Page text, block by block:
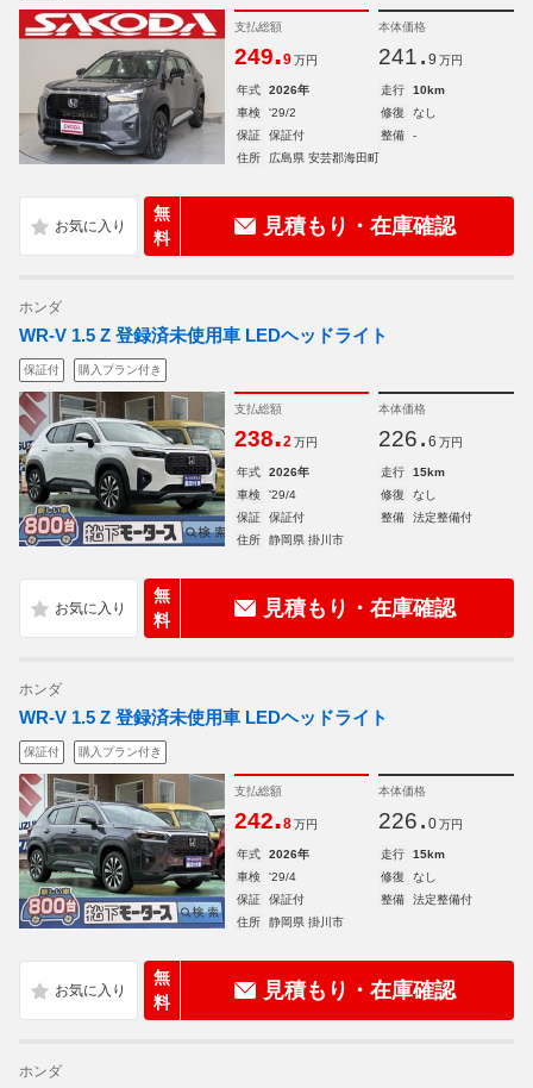
支払総額
249.9 万円
本体価格
241. 9 万円
年式 2026年 走行
10km
車検
'29/2 修復
なし
保証
保証付 整備
-
住所
広島県 安芸郡海田町
無
料
見積もり・在庫確認
ホンダ
WR-V 1.5 Z 登録済未使用車 LEDヘッドライト
保証付 購入プラン付き
支払総額
238.2 万円
本体価格
226. 6 万円
年式 2026年 走行
15km
車検
'29/4 修復
なし
保証
保証付 整備
法定整備付
住所
静岡県 掛川市
無
料
見積もり・在庫確認
ホンダ
WR-V 1.5 Z 登録済未使用車 LEDヘッドライト
保証付 購入プラン付き
支払総額
242.8 万円
本体価格
226. 0 万円
年式 2026年 走行
15km
車検
'29/4 修復
なし
保証
保証付 整備
法定整備付
住所
静岡県 掛川市
無
料
見積もり・在庫確認
ホンダ